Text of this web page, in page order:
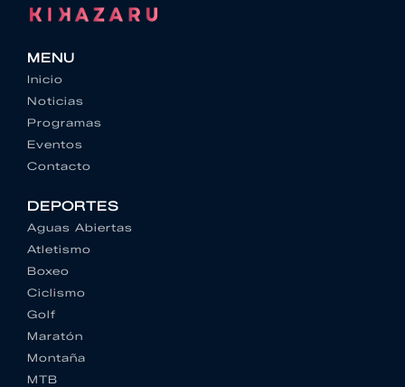
MENU
Inicio
Noticias
Programas
Eventos
Contacto
DEPORTES
Aguas Abiertas
Atletismo
Boxeo
Ciclismo
Golf
Maratón
Montaña
MTB